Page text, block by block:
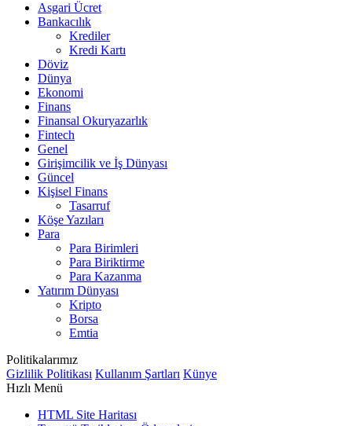
Asgari Ücret
Bankacılık
Krediler
Kredi Kartı
Döviz
Dünya
Ekonomi
Finans
Finansal Okuryazarlık
Fintech
Genel
Girişimcilik ve İş Dünyası
Güncel
Kişisel Finans
Tasarruf
Köşe Yazıları
Para
Para Birimleri
Para Biriktirme
Para Kazanma
Yatırım Dünyası
Kripto
Borsa
Emtia
Politikalarımız
Gizlilik Politikası Kullanım Şartları Künye
Hızlı Menü
HTML Site Haritası